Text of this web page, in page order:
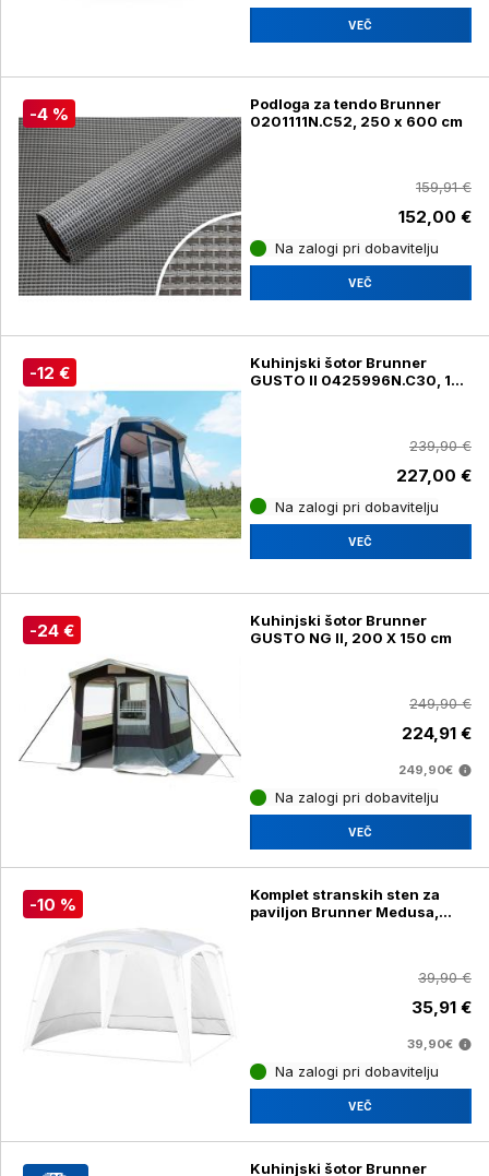
VEČ
-4 %
Podloga za tendo Brunner
0201111N.C52, 250 x 600 cm
159,91 €
152,00 €
Na zalogi pri dobavitelju
VEČ
-12 €
Kuhinjski šotor Brunner
GUSTO II 0425996N.C30, 150
239,90 €
227,00 €
Na zalogi pri dobavitelju
VEČ
-24 €
Kuhinjski šotor Brunner
GUSTO NG II, 200 X 150 cm
249,90 €
224,91 €
249,90€
Na zalogi pri dobavitelju
VEČ
-10 %
Komplet stranskih sten za
paviljon Brunner Medusa,
39,90 €
35,91 €
39,90€
Na zalogi pri dobavitelju
VEČ
Kuhinjski šotor Brunner